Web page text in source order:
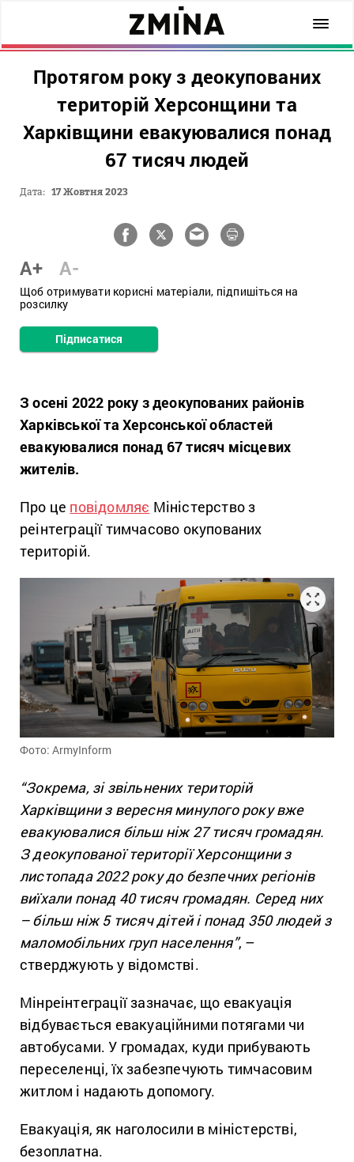
Протягом року з деокупованих
територій Херсонщини та
Харківщини евакуювалися понад
67 тисяч людей
Дата: 17 Жовтня 2023
A+ A-
Щоб отримувати корисні матеріали, підпишіться на
розсилку
Підписатися
З осені 2022 року з деокупованих районів
Харківської та Херсонської областей
евакуювалися понад 67 тисяч місцевих
жителів.
Про це повідомляє Міністерство з
реінтеграції тимчасово окупованих
територій.
Фото: ArmyInform
“Зокрема, зі звільнених територій
Харківщини з вересня минулого року вже
евакуювалися більш ніж 27 тисяч громадян.
З деокупованої території Херсонщини з
листопада 2022 року до безпечних регіонів
виїхали понад 40 тисяч громадян. Серед них
– більш ніж 5 тисяч дітей і понад 350 людей з
маломобільних груп населення”, –
стверджують у відомстві.
Мінреінтеграції зазначає, що евакуація
відбувається евакуаційними потягами чи
автобусами. У громадах, куди прибувають
переселенці, їх забезпечують тимчасовим
житлом і надають допомогу.
Евакуація, як наголосили в міністерстві,
безоплатна.